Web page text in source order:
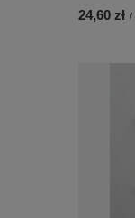
24,60 zł /